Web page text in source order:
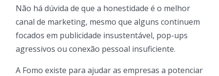
Não há dúvida de que a honestidade é o melhor
canal de marketing, mesmo que alguns continuem
focados em publicidade insustentável, pop-ups
agressivos ou conexão pessoal insuficiente.
A Fomo existe para ajudar as empresas a potenciar